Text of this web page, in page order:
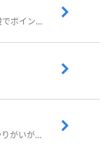
歩いたりアンケート回答など幅広い手段でポイントをゲット
ペットを育ってポイ活しよう！可愛くやりがいがある新感覚アプリ